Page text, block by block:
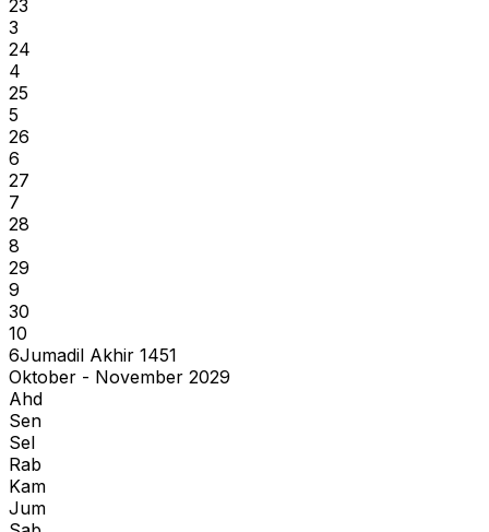
23
3
24
4
25
5
26
6
27
7
28
8
29
9
30
10
6Jumadil Akhir 1451
Oktober - November 2029
Ahd
Sen
Sel
Rab
Kam
Jum